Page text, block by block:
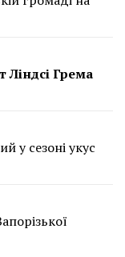
Грема
у сезоні укус